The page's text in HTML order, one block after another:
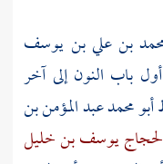
بن علي بن يوسف
باب النون إلى آخر
أبو محمد عبد المؤمن بن
يوسف بن خليل